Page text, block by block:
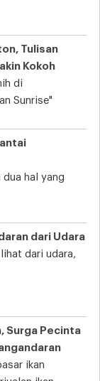
Tulisan
Kokoh
di
Sunrise"
dua hal yang
dari Udara
dari udara,
Surga Pecinta
ikan